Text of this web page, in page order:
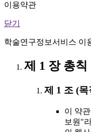
이용약관
닫기
학술연구정보서비스 이
제 1 장 총칙
제 1 조 (목
이 약
보원"